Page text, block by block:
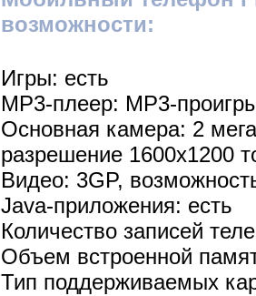
возможности:
Игры: есть
MP3-плеер: MP3-
Основная камера: 2
разрешение 1600х1200
Видео: 3GP,
Java-приложения: есть
Количество записей
Объем встроенной
Тип поддерживаемых